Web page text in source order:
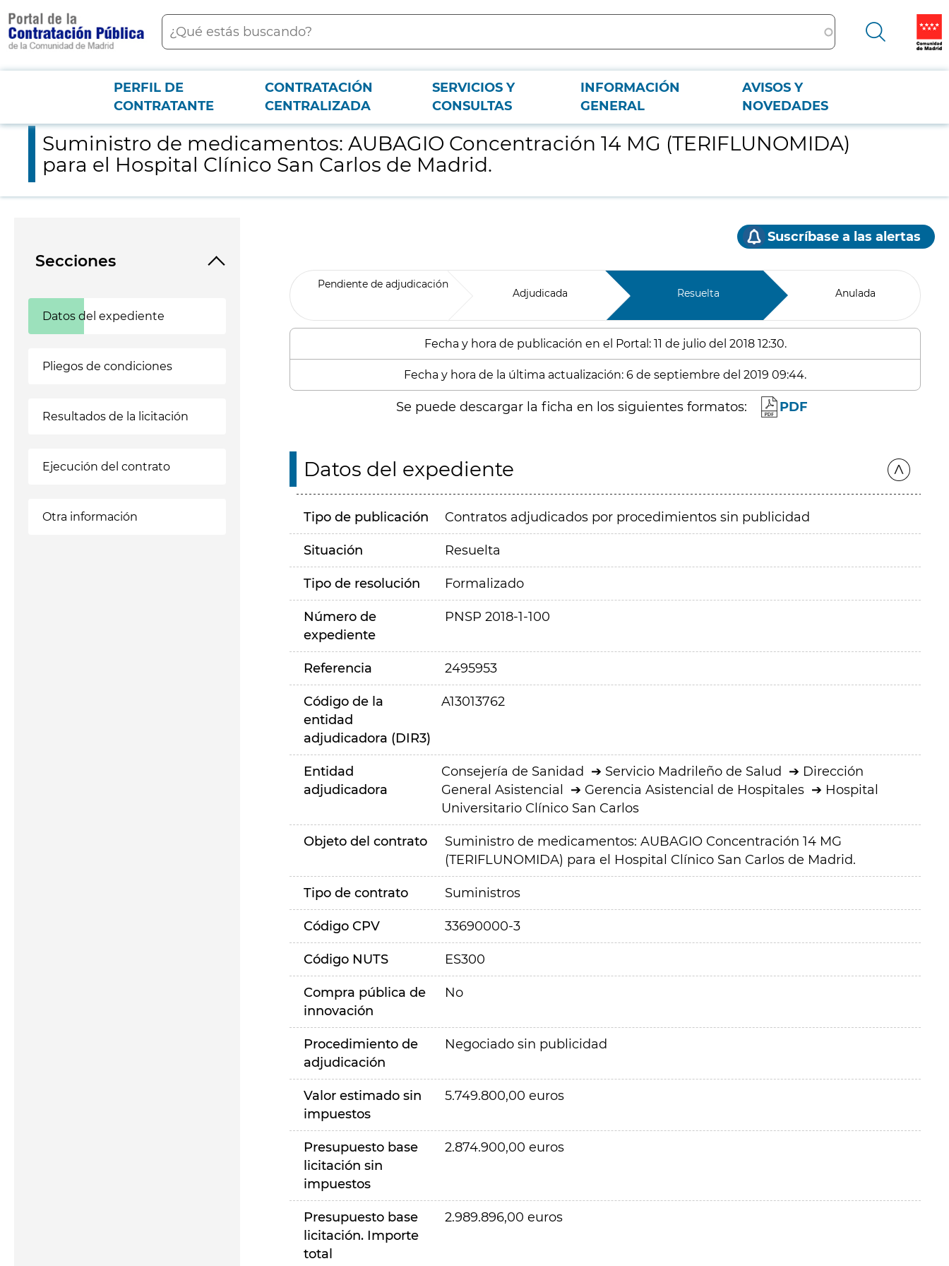
contenido
principal
Buscar
Menú PCON
PERFIL DE
CONTRATANTE
CONTRATACIÓN
CENTRALIZADA
SERVICIOS Y
CONSULTAS
INFORMACIÓN
GENERAL
AVISOS Y
NOVEDADES
Suministro de medicamentos: AUBAGIO Concentración 14 MG (TERIFLUNOMIDA) para el Hospital Clínico San Carlos de Madrid.
Suministro de medicamentos: AUBAGIO Concentración 14 MG (TERIFLUNOMIDA)
para el Hospital Clínico San Carlos de Madrid.
Secciones
Datos del expediente
Pliegos de condiciones
Resultados de la licitación
Ejecución del contrato
Otra información
Suscríbase a las alertas
Pendiente de adjudicación
Adjudicada Resuelta Anulada
Fecha y hora de publicación en el Portal: 11 de julio del 2018 12:30.
Fecha y hora de la última actualización: 6 de septiembre del 2019 09:44.
Se puede descargar la ficha en los siguientes formatos: PDF
Datos del expediente
Tipo de publicación Contratos adjudicados por procedimientos sin publicidad
Situación Resuelta
Tipo de resolución Formalizado
Número de
expediente
PNSP 2018-1-100
Referencia 2495953
Código de la
entidad
adjudicadora (DIR3)
A13013762
Entidad
adjudicadora
Consejería de Sanidad Servicio Madrileño de Salud
Dirección
General Asistencial
Gerencia Asistencial de Hospitales
Hospital
Universitario Clínico San Carlos
Objeto del contrato
Suministro de medicamentos: AUBAGIO Concentración 14 MG
(TERIFLUNOMIDA) para el Hospital Clínico San Carlos de Madrid.
Tipo de contrato Suministros
Código CPV 33690000-3
Código NUTS ES300
Compra pública de
innovación
No
Procedimiento de
adjudicación
Negociado sin publicidad
Valor estimado sin
impuestos
5.749.800,00 euros
Presupuesto base
licitación sin
impuestos
2.874.900,00 euros
Presupuesto base
licitación. Importe
total
2.989.896,00 euros